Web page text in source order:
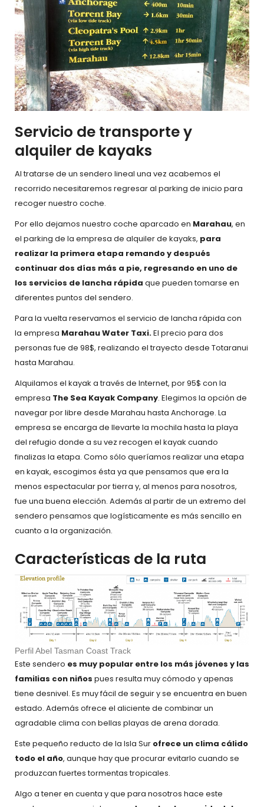
Servicio de transporte y
alquiler de kayaks
Al tratarse de un sendero lineal una vez acabemos el
recorrido necesitaremos regresar al parking de inicio para
recoger nuestro coche.
Por ello dejamos nuestro coche aparcado en Marahau, en
el parking de la empresa de alquiler de kayaks, para
realizar la primera etapa remando y después
continuar dos días más a pie, regresando en uno de
los servicios de lancha rápida que pueden tomarse en
diferentes puntos del sendero.
Para la vuelta reservamos el servicio de lancha rápida con
la empresa Marahau Water Taxi.El precio para dos
personas fue de 98$, realizando el trayecto desde Totaranui
hasta Marahau.
Alquilamos el kayak a través de Internet, por 95$ con la
empresa The Sea Kayak Company. Elegimos la opción de
navegar por libre desde Marahau hasta Anchorage. La
empresa se encarga de llevarte la mochila hasta la playa
del refugio donde a su vez recogen el kayak cuando
finalizas la etapa. Como sólo queríamos realizar una etapa
en kayak, escogimos ésta ya que pensamos que era la
menos espectacular por tierra y, al menos para nosotros,
fue una buena elección. Además al partir de un extremo del
sendero pensamos que logísticamente es más sencillo en
cuanto a la organización.
Características de la ruta
Perfil Abel Tasman Coast Track
Este sendero es muy popular entre los más jóvenes y las
familias con niños pues resulta muy cómodo y apenas
tiene desnivel. Es muy fácil de seguir y se encuentra en buen
estado. Además ofrece el aliciente de combinar un
agradable clima con bellas playas de arena dorada.
Este pequeño reducto de la Isla Sur ofrece un clima cálido
todo el año, aunque hay que procurar evitarlo cuando se
produzcan fuertes tormentas tropicales.
Algo a tener en cuenta y que para nosotros hace este